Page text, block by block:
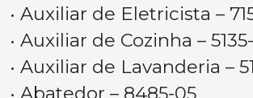
• Auxiliar de Eletricista –
• Auxiliar de Cozinha –
• Auxiliar de Lavanderia –
• Abatedor – 8485-05